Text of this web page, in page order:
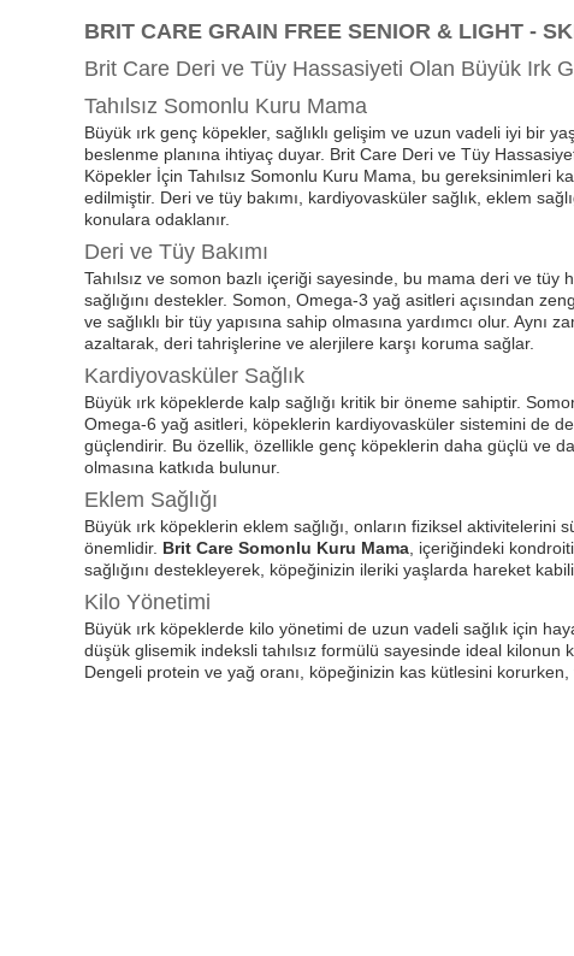
BRIT CARE GRAIN FREE SENIOR & LIGHT -
Brit Care Deri ve Tüy Hassasiyeti Olan Büyük Irk
Tahılsız Somonlu Kuru Mama
Büyük ırk genç köpekler, sağlıklı gelişim ve uzun vadeli iyi bir
beslenme planına ihtiyaç duyar. Brit Care Deri ve Tüy
Köpekler İçin Tahılsız Somonlu Kuru Mama, bu gereksinimleri
edilmiştir. Deri ve tüy bakımı, kardiyovasküler sağlık, eklem
konulara odaklanır.
Deri ve Tüy Bakımı
Tahılsız ve somon bazlı içeriği sayesinde, bu mama deri ve tüy
sağlığını destekler. Somon, Omega-3 yağ asitleri açısından
ve sağlıklı bir tüy yapısına sahip olmasına yardımcı olur. Aynı
azaltarak, deri tahrişlerine ve alerjilere karşı koruma sağlar.
Kardiyovasküler Sağlık
Büyük ırk köpeklerde kalp sağlığı kritik bir öneme sahiptir.
Omega-6 yağ asitleri, köpeklerin kardiyovasküler sistemini de
güçlendirir. Bu özellik, özellikle genç köpeklerin daha güçlü ve
olmasına katkıda bulunur.
Eklem Sağlığı
Büyük ırk köpeklerin eklem sağlığı, onların fiziksel aktivitelerini
önemlidir. Brit Care Somonlu Kuru Mama , içeriğindeki
sağlığını destekleyerek, köpeğinizin ileriki yaşlarda hareket
Kilo Yönetimi
Büyük ırk köpeklerde kilo yönetimi de uzun vadeli sağlık için
düşük glisemik indeksli tahılsız formülü sayesinde ideal kilonun
Dengeli protein ve yağ oranı, köpeğinizin kas kütlesini korurken,